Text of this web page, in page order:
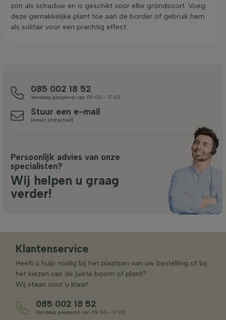
zon als schaduw en is geschikt voor elke grondsoort. Voeg
deze gemakkelijke plant toe aan de border of gebruik hem
als solitair voor een prachtig effect.
085 002 18 52
Vandaag geopend van 09:00 - 17:00
Stuur een e-mail
[email protected]
Persoonlijk advies van onze
specialisten?
Wij helpen u graag
verder!
Klantenservice
Heeft u hulp nodig bij het plaatsen van uw bestelling of bij
het kiezen van de juiste boom of plant?
Wij staan voor u klaar!
085 002 18 52
Vandaag geopend van 09:00 - 17:00